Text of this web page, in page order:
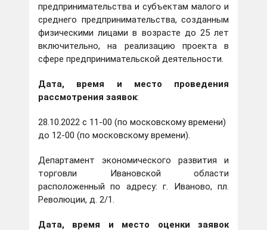
предпринимательства и субъектам малого и
среднего предпринимательства, созданным
физическими лицами в возрасте до 25 лет
включительно, на реализацию проекта в
сфере предпринимательской деятельности.
Дата, время и место проведения
рассмотрения заявок:
28.10.2022 с 11-00 (по московскому времени)
до 12-00 (по московскому времени).
Департамент экономического развития и
торговли Ивановской области
расположенный по адресу: г. Иваново, пл.
Революции, д. 2/1.
Дата, время и место оценки заявок